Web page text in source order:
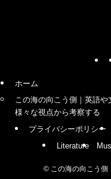
ホーム
この海の向こう側｜英語や
様々な視点から考察する
プライバシーポリシー
Literature
©この海の向こう側